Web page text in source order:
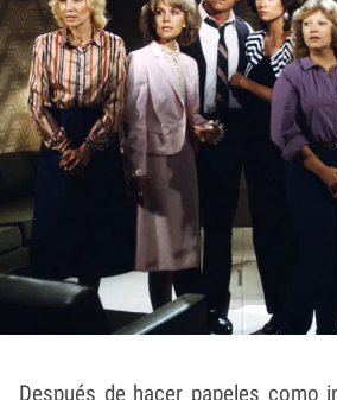
Después de hacer papeles como